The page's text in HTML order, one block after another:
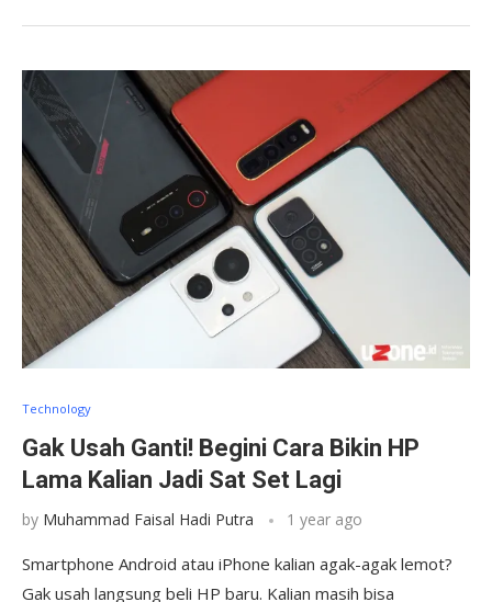
Technology
Gak Usah Ganti! Begini Cara Bikin HP
Lama Kalian Jadi Sat Set Lagi
by Muhammad Faisal Hadi Putra 1 year ago
Smartphone Android atau iPhone kalian agak-agak lemot?
Gak usah langsung beli HP baru. Kalian masih bisa